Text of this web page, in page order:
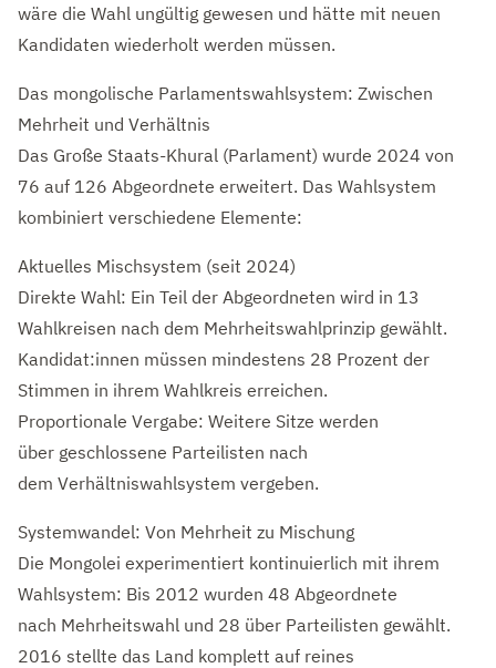
wäre die Wahl ungültig gewesen und hätte mit neuen
Kandidaten wiederholt werden müssen.
Das mongolische Parlamentswahlsystem: Zwischen
Mehrheit und Verhältnis
Das Große Staats-Khural (Parlament) wurde 2024 von
76 auf 126 Abgeordnete erweitert. Das Wahlsystem
kombiniert verschiedene Elemente:
Aktuelles Mischsystem (seit 2024)
Direkte Wahl: Ein Teil der Abgeordneten wird in 13
Wahlkreisen nach dem Mehrheitswahlprinzip gewählt.
Kandidat:innen müssen mindestens 28 Prozent der
Stimmen in ihrem Wahlkreis erreichen.
Proportionale Vergabe: Weitere Sitze werden
über geschlossene Parteilisten nach
dem Verhältniswahlsystem vergeben.
Systemwandel: Von Mehrheit zu Mischung
Die Mongolei experimentiert kontinuierlich mit ihrem
Wahlsystem: Bis 2012 wurden 48 Abgeordnete
nach Mehrheitswahl und 28 über Parteilisten gewählt.
2016 stellte das Land komplett auf reines